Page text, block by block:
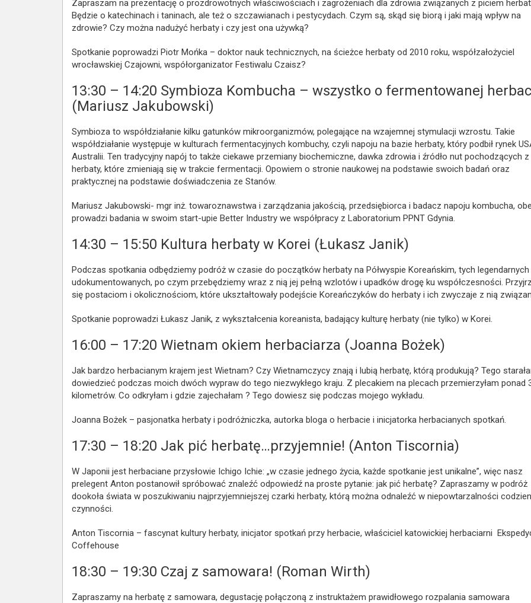
Zapraszam na prezentację o prozdrowotnych właściwościach i zagrożeniach dla zdrowia związanych z piciem
Będzie o katechinach i taninach, ale też o szczawianach i pestycydach. Czym są, skąd się biorą i jaki mają wpływ na
zdrowie? Czy można nadużyć herbaty i czy jest ona używką?
Spotkanie poprowadzi Piotr Mońka – doktor nauk technicznych, na ścieżce herbaty od 2010 roku, współzałożyciel
wrocławskiej Czajowni, współorganizator Festiwalu Czaisz?
13:30 – 14:20 Symbioza Kombucha – wszystko o fermentowanej
(Mariusz Jakubowski)
Symbioza to współdziałanie kilku gatunków mikroorganizmów, polegające na wzajemnej stymulacji wzrostu. Takie
współdziałanie występuje w kulturach fermentacyjnych kombuchy, czyli napoju na bazie herbaty, który podbił rynek
Australii. Ten tradycyjny napój to także ciekawe przemiany biochemiczne, dawka zdrowia i źródło nut pochodzących z
herbaty, które zmieniają się w trakcie fermentacji. Opowiem o stronie naukowej na podstawie swoich badań oraz
praktycznej na podstawie doświadczenia ze Stanów.
Mariusz Jakubowski- mgr inż. towaroznawstwa i zarządzania jakością, przedsiębiorca i badacz napoju kombucha,
prowadzi badania w swoim start-upie Better Industry we współpracy z Laboratorium PPNT Gdynia.
14:30 – 15:50 Kultura herbaty w Korei (Łukasz Janik)
Podczas spotkania odbędziemy podróż w czasie do początków herbaty na Półwyspie Koreańskim, tych
udokumentowanych, po czym przebędziemy wraz z nią jej pełną wzlotów i upadków drogę ku współczesności.
się postaciom i okolicznościom, które ukształtowały podejście Koreańczyków do herbaty i ich zwyczaje z nią
Spotkanie poprowadzi Łukasz Janik, z wykształcenia koreanista, badający kulturę herbaty (nie tylko) w Korei.
16:00 – 17:20 Wietnam okiem herbaciarza (Joanna Bożek)
Jak bardzo herbacianym krajem jest Wietnam? Czy Wietnamczycy znają i lubią herbatę, którą produkują? Tego
dowiedzieć podczas moich dwóch wypraw do tego niezwykłego kraju. Z plecakiem na plecach przemierzyłam ponad
kilometrów. Co odkryłam i gdzie zajechałam ? Tego dowiesz się podczas mojego wykładu.
Joanna Bożek – pasjonatka herbaty i podróżniczka, autorka bloga o herbacie i inicjatorka herbacianych spotkań.
17:30 – 18:20 Jak pić herbatę…przyjemnie! (Anton Tiscornia)
W Japonii jest herbaciane przysłowie Ichigo Ichie: „w czasie jednego życia, każde spotkanie jest unikalne”, więc nasz
prelegent Anton postanowił spróbować znaleźć odpowiedź na proste pytanie: jak pić herbatę? Zapraszamy w podróż
dookoła świata w poszukiwaniu najprzyjemniejszej czarki herbaty, którą można odnaleźć w niepowtarzalności
czynności.
Anton Tiscornia – fascynat kultury herbaty, inicjator spotkań przy herbacie, właściciel katowickiej herbaciarni
Coffehouse
18:30 – 19:30 Czaj z samowara! (Roman Wirth)
Zapraszamy na herbatę z samowara, degustację połączoną z instruktażem prawidłowego rozpalania samowara